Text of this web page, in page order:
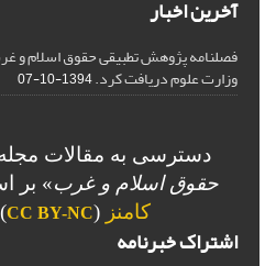
آخرین اخبار
فصلنامه پژوهش تطبیقی حقوق اسلام و
وزارت علوم دریافت کرد.1394-10-07
دسترسی به مقالات
حقوق اسلام و غرب» بر
کامنز (
CC BY-NC
اشتراک خبرنامه